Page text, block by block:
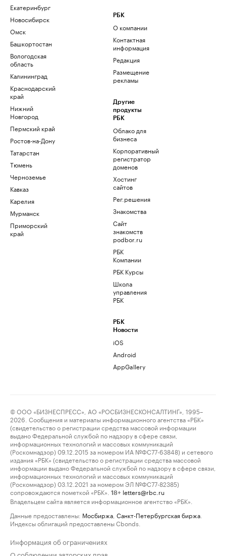
Екатеринбург
Новосибирск
Омск
Башкортостан
Вологодская
область
Калининград
Краснодарский
край
Нижний
Новгород
Пермский край
Ростов-на-Дону
Татарстан
Тюмень
Черноземье
Кавказ
Карелия
Мурманск
Приморский
край
РБК
О компании
Контактная
информация
Редакция
Размещение
рекламы
Другие
продукты
РБК
Облако для
бизнеса
Корпоративный
регистратор
доменов
Хостинг
сайтов
Рег.решения
Знакомства
Сайт
знакомств
podbor.ru
РБК
Компании
РБК Курсы
Школа
управления
РБК
РБК
Новости
iOS
Android
AppGallery
© ООО «БИЗНЕСПРЕСС», АО «РОСБИЗНЕСКОНСАЛТИНГ», 1995–
2026. Сообщения и материалы информационного агентства «РБК»
(свидетельство о регистрации средства массовой информации
выдано Федеральной службой по надзору в сфере связи,
информационных технологий и массовых коммуникаций
(Роскомнадзор) 09.12.2015 за номером ИА №ФС77-63848) и сетевого
издания «РБК» (свидетельство о регистрации средства массовой
информации выдано Федеральной службой по надзору в сфере связи,
информационных технологий и массовых коммуникаций
(Роскомнадзор) 03.12.2021 за номером ЭЛ №ФС77-82385)
сопровождаются пометкой «РБК».
18+ letters@rbc.ru
Владельцем сайта является информационное агентство «РБК».
Данные предоставлены: Мосбиржа Санкт-Петербургская биржа
Индексы облигаций предоставлены Cbonds.
Информация об ограничениях
О соблюдении авторских прав